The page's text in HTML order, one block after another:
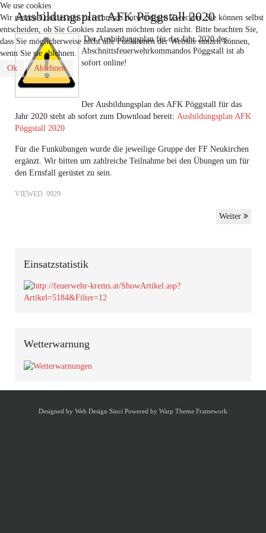
Ausbildungsplan AFK Pöggstall 2020
Der Ausbildungsplan für das Jahr 2020 des
Abschnittsfeuerwehrkommandos Pöggstall ist ab
sofort online!
Der Ausbildungsplan des AFK Pöggstall für das
Jahr 2020 steht ab sofort zum Download bereit: Ausbildungsplan AFK
Pöggstall 2020
Für die Funkübungen wurde die jeweilige Gruppe der FF Neukirchen
ergänzt. Wir bitten um zahlreiche Teilnahme bei den Übungen um für
den Ernsfall gerüstet zu sein.
VIEWED: 9929
Weiter
Einsatzstatistik
Wetterwarnung
Designed by Web Design Sinci Powered by Warp Theme Framework
We use cookies
Wir nutzen Cookies nur zu technisch notwendigen Zwecken. Sie können selbst
entscheiden, ob Sie Cookies zulassen möchten oder nicht. Bitte beachten Sie,
dass Sie möglicherweise nicht alle Funktionen der Website nutzen können,
wenn Sie sie ablehnen.
Ok
Ablehnen